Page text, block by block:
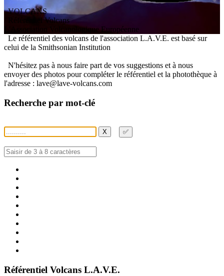
VOLCANS
/ Référentiel Volcans
ssociation V olcanologiqueEuropéenne
Le référentiel des volcans de l'association L.A.V.E. est basé sur
celui de la Smithsonian Institution
N'hésitez pas à nous faire part de vos suggestions et à nous
envoyer des photos pour compléter le référentiel et la photothèque à
l'adresse : lave@lave-volcans.com
Recherche par mot-clé
X ✅
Référentiel Volcans L.A.V.E.